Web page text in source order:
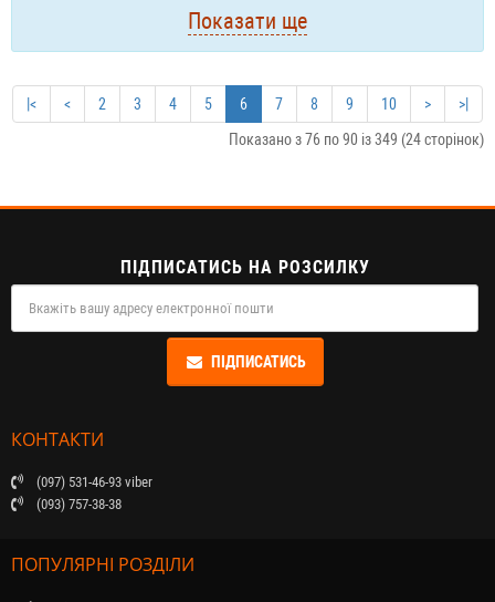
Показати ще
|< < 2 3 4 5 6 7 8 9 10 >
>|
Показано з 76 по 90 із 349 (24 сторінок)
ПІДПИСАТИСЬ НА РОЗСИЛКУ
ПІДПИСАТИСЬ
КОНТАКТИ
(097) 531-46-93 viber
(093) 757-38-38
ПОПУЛЯРНІ РОЗДІЛИ